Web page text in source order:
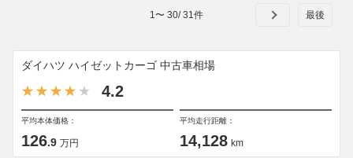
1 〜 30/31 件
ダイハツ ハイゼットカーゴ 中古車相場
4.2
平均本体価格：
126.9 万円
平均走行距離：
14,128 km